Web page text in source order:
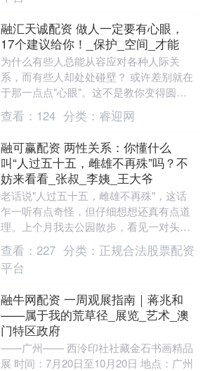
融汇天诚配资 做人一定要有心眼，
17个建议给你！_保护_空间_才能
为什么有些人总能从容应对各种人际关
系，而有些人却处处碰壁？ 或许差别就在
于那一点点"心眼"。这不是教你变得圆滑
世故，而是让你在复杂的社会中多一分清
醒与自保的能力....
查看： 124 分类： 睿迎网
融可赢配资 两性关系：你懂什么
叫“人过五十五，雌雄不再殊”吗？不
妨来看看_张叔_李姨_王大爷
老话说"人过五十五，雌雄不再殊"，这话
乍一听有点奇怪，但仔细想想还真有点道
理。上个月我去公园散步，看见一对头发
花白的老夫妻坐在长椅上晒太阳。老爷子
给老伴剥橘子，....
查看： 227 分类： 正规合法股票配资
平台
融牛网配资 一周观展指南｜蒋兆和
——属于我的荒草径_展览_艺术_澳
门特区政府
——广州—— 西泠印社社藏金石书画精品
展 时间：7月20日至10月20日 地点：广州